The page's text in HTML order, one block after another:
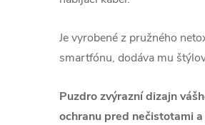
Je vyrobené z pružného
smartfónu, dodáva mu
Puzdro zvýrazní dizajn
ochranu pred nečistotami